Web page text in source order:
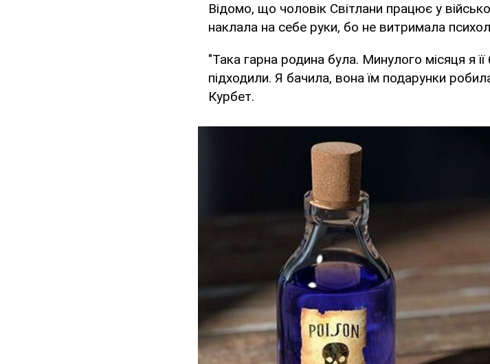
Відомо, що чоловік Світлани працює у
наклала на себе руки, бо не витримала
"Така гарна родина була. Минулого місяця я
підходили. Я бачила, вона їм подарунки
Курбет.